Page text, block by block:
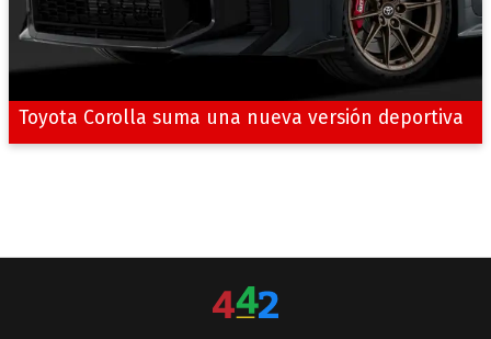
Toyota Corolla suma una nueva versión deportiva